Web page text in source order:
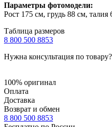
Параметры фотомодели:
Рост 175 см, грудь 88 см, талия
Таблица размеров
8 800 500 8853
Нужна консультация по товару?
100% оригинал
Оплата
Доставка
Возврат и обмен
8 800 500 8853